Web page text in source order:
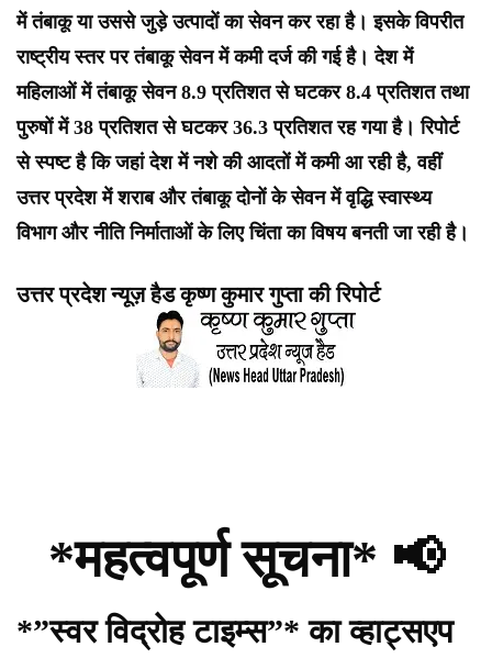
में तंबाकू या उससे जुड़े उत्पादों का सेवन कर रहा है। इसके विपरीत
राष्ट्रीय स्तर पर तंबाकू सेवन में कमी दर्ज की गई है। देश में
महिलाओं में तंबाकू सेवन 8.9 प्रतिशत से घटकर 8.4 प्रतिशत तथा
पुरुषों में 38 प्रतिशत से घटकर 36.3 प्रतिशत रह गया है। रिपोर्ट
से स्पष्ट है कि जहां देश में नशे की आदतों में कमी आ रही है, वहीं
उत्तर प्रदेश में शराब और तंबाकू दोनों के सेवन में वृद्धि स्वास्थ्य
विभाग और नीति निर्माताओं के लिए चिंता का विषय बनती जा रही है।
उत्तर प्रदेश न्यूज़ हैड कृष्ण कुमार गुप्ता की रिपोर्ट
*महत्वपूर्ण सूचना* 📢
*”स्वर विद्रोह टाइम्स”* का व्हाट्सएप